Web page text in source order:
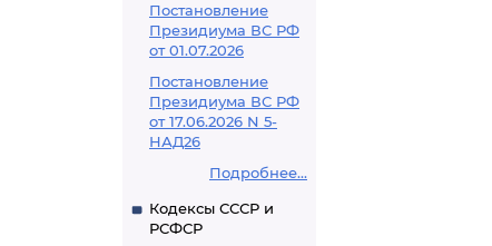
Постановление
Президиума ВС РФ
от 01.07.2026
Постановление
Президиума ВС РФ
от 17.06.2026 N 5-
НАД26
Подробнее...
Кодексы СССР и
РСФСР